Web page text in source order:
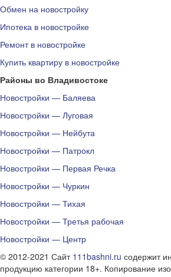
Обмен на новостройку
Ипотека в новостройке
Ремонт в новостройке
Купить квартиру в новостройке
Районы во Владивостоке
Новостройки — Баляева
Новостройки — Луговая
Новостройки — Нейбута
Новостройки — Патрокл
Новостройки — Первая Речка
Новостройки — Чуркин
Новостройки — Тихая
Новостройки — Третья рабочая
Новостройки — Центр
© 2012-2021 Сайт 111bashni.ru содержит
продукцию категории 18+. Копирование